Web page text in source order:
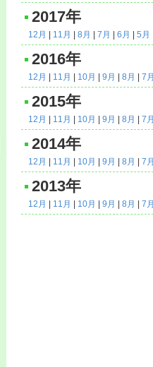
2017年
12月 11月 8月 7月 6月 5月
2016年
12月 11月 10月 9月 8月 7
2015年
12月 11月 10月 9月 8月 7
2014年
12月 11月 10月 9月 8月 7
2013年
12月 11月 10月 9月 8月 7